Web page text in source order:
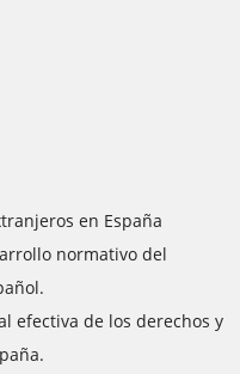
en España
normativo del
efectiva de los derechos y